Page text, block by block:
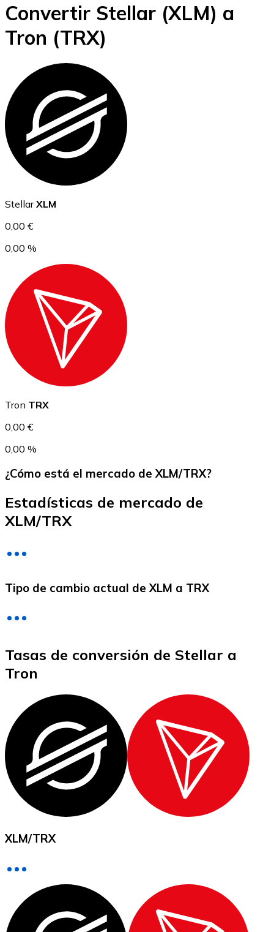
Bitcoin
BTC
Ethereum
ETH
USD Coin
USDC
XRP
XRP
Ver todo
Transferencia SEPA
Añade fondos a tu cuenta Bitnovo o realiza compras
Convertir Stellar (XLM) a
Tron (TRX)
Stellar XLM
0,00 €
0,00 %
Tron TRX
0,00 €
0,00 %
¿Cómo está el mercado de XLM/TRX?
Estadísticas de mercado de
XLM/TRX
Tipo de cambio actual de XLM a TRX
Tasas de conversión de Stellar a
Tron
XLM/TRX